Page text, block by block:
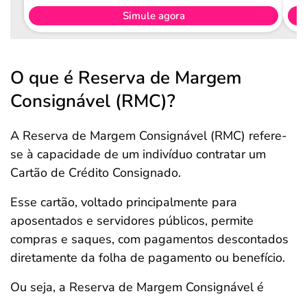
Simule agora
O que é Reserva de Margem
Consignável (RMC)?
A Reserva de Margem Consignável (RMC) refere-
se à capacidade de um indivíduo contratar um
Cartão de Crédito Consignado.
Esse cartão, voltado principalmente para
aposentados e servidores públicos, permite
compras e saques, com pagamentos descontados
diretamente da folha de pagamento ou benefício.
Ou seja, a Reserva de Margem Consignável é